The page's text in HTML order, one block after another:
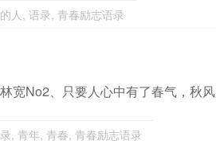
的人 , 语录, 青春励志语录
宽No2、只要人心中有了春气，秋
, 青年, 青春, 青春励志语录